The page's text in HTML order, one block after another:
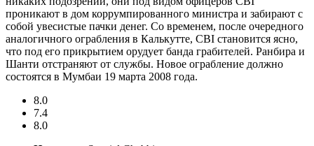
проникают в дом коррумпированного министра и забирают с
собой увесистые пачки денег. Со временем, после очередного
аналогичного ограбления в Калькутте, CBI становится ясно,
что под его прикрытием орудует банда грабителей. Ранбира и
Шанти отстраняют от службы. Новое ограбление должно
состоятся в Мумбаи 19 марта 2008 года.
8.0
7.4
8.0